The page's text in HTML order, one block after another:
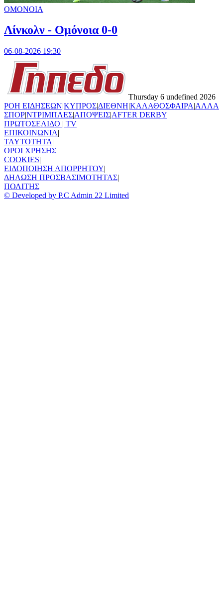
ΟΜΟΝΟΙΑ
Λίνκολν - Ομόνοια 0-0
06-08-2026 19:30
Thursday 6 undefined 2026
ΡΟΗ ΕΙΔΗΣΕΩΝ|ΚΥΠΡΟΣ|ΔΙΕΘΝΗ|ΚΑΛΑΘΟΣΦΑΙΡΑ|ΑΛΛΑ
ΣΠΟΡ|ΝΤΡΙΜΠΛΕΣ|ΑΠΟΨΕΙΣ|AFTER DERBY|
ΠΡΩΤΟΣΕΛΙΔΟ | TV
ΕΠΙΚΟΙΝΩΝΙΑ|
TAYTOTHTA|
ΟΡΟΙ ΧΡΗΣΗΣ|
COOKIES|
ΕΙΔΟΠΟΙΗΣΗ ΑΠΟΡΡΗΤΟΥ|
ΔΗΛΩΣΗ ΠΡΟΣΒΑΣΙΜΟΤΗΤΑΣ|
ΠΟΛΙΤΗΣ
© Developed by P.C Admin 22 Limited